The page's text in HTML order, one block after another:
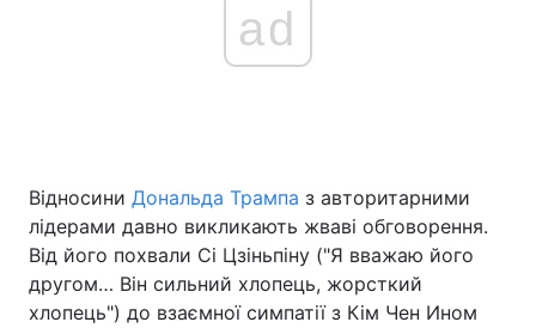
Україна Політика
Економіка Світ
Наука
ad
Відносини Дональда Трампа з авторитарними
лідерами давно викликають жваві обговорення.
Від його похвали Сі Цзіньпіну ("Я вважаю його
другом… Він сильний хлопець, жорсткий
хлопець") до взаємної симпатії з Кім Чен Ином